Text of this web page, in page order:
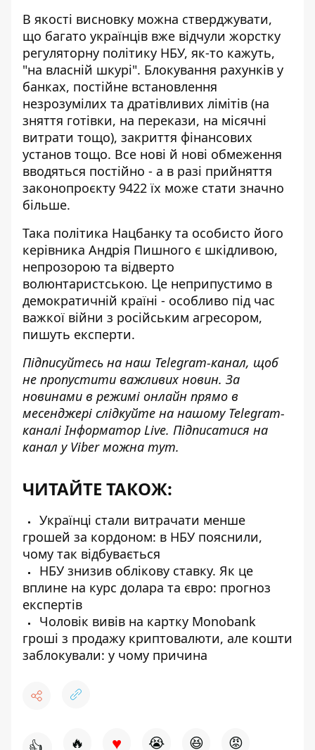
В якості висновку можна стверджувати,
що багато українців вже відчули жорстку
регуляторну політику НБУ, як-то кажуть,
"на власній шкурі". Блокування рахунків у
банках, постійне встановлення
незрозумілих та дратівливих лімітів (на
зняття готівки, на перекази, на місячні
витрати тощо), закриття фінансових
установ тощо. Все нові й нові обмеження
вводяться постійно - а в разі прийняття
законопроєкту 9422 їх може стати значно
більше.
Така політика Нацбанку та особисто його
керівника Андрія Пишного є шкідливою,
непрозорою та відверто
волюнтаристською. Це неприпустимо в
демократичній країні - особливо під час
важкої війни з російським агресором,
пишуть експерти.
Підписуйтесь на наш Telegram-канал, щоб
не пропустити важливих новин. За
новинами в режимі онлайн прямо в
месенджері слідкуйте на нашому Telegram-
каналіІнформатор Live. Підписатися на
канал у Viber можна тут.
ЧИТАЙТЕ ТАКОЖ:
Українці стали витрачати менше
грошей за кордоном: в НБУ пояснили,
чому так відбувається
НБУ знизив облікову ставку. Як це
вплине на курс долара та євро: прогноз
експертів
Чоловік вивів на картку Monobank
гроші з продажу криптовалюти, але кошти
заблокували: у чому причина
🔥 ♥ 😭 😆 😡